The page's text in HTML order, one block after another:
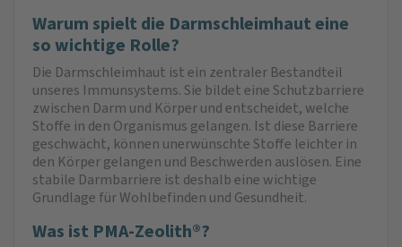
Warum spielt die Darmschleimhaut eine
so wichtige Rolle?
Die Darmschleimhaut ist ein zentraler Bestandteil
unseres Immunsystems. Sie bildet eine Schutzbarriere
zwischen Darm und Körper und entscheidet, welche
Stoffe in den Organismus gelangen. Ist diese Barriere
geschwächt, können unerwünschte Stoffe leichter in
den Körper gelangen und Beschwerden auslösen. Eine
stabile Darmbarriere ist deshalb eine wichtige
Grundlage für Wohlbefinden und Gesundheit.
Was ist PMA-Zeolith®?